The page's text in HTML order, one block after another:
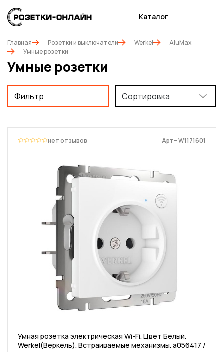
Каталог
Главная Розетки и выключатели Werkel
AluMax
Умные розетки
Умные розетки
Фильтр Сортировка
нет отзывов Арт– W1171601
Умная розетка электрическая Wi-Fi. Цвет Белый.
Werkel(Веркель). Встраиваемые механизмы. a056417 /